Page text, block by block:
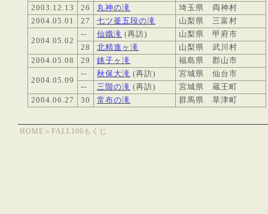
2003.12.13
26 丸神の滝
埼玉県 両神村
2004.05.01
27 七ツ釜五段の滝 山梨県 三富村
2004.05.02
-- 仙娥滝 (再訪)
山梨県 甲府市
28
北精進ヶ滝
山梨県 武川村
2004.05.08
29 銚子ヶ滝 福島県 郡山市
2004.05.09
-- 秋保大滝 (再訪)
宮城県 仙台市
--
三階の滝 (再訪)
宮城県 蔵王町
2004.06.27
30 常布の滝 群馬県 草津町
HOME ＞ FALL100もくじ